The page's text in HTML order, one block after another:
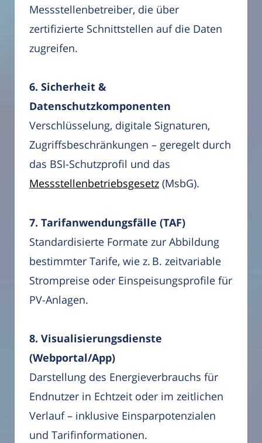
Messstellenbetreiber, die über
zertifizierte Schnittstellen auf die Daten
zugreifen.
6. Sicherheit &
Datenschutzkomponenten
Verschlüsselung, digitale Signaturen,
Zugriffsbeschränkungen – geregelt durch
das BSI-Schutzprofil und das
Messstellenbetriebsgesetz (MsbG).
7. Tarifanwendungsfälle (TAF)
Standardisierte Formate zur Abbildung
bestimmter Tarife, wie z. B. zeitvariable
Strompreise oder Einspeisungsprofile für
PV-Anlagen.
8. Visualisierungsdienste
(Webportal/App)
Darstellung des Energieverbrauchs für
Endnutzer in Echtzeit oder im zeitlichen
Verlauf – inklusive Einsparpotenzialen
und Tarifinformationen.